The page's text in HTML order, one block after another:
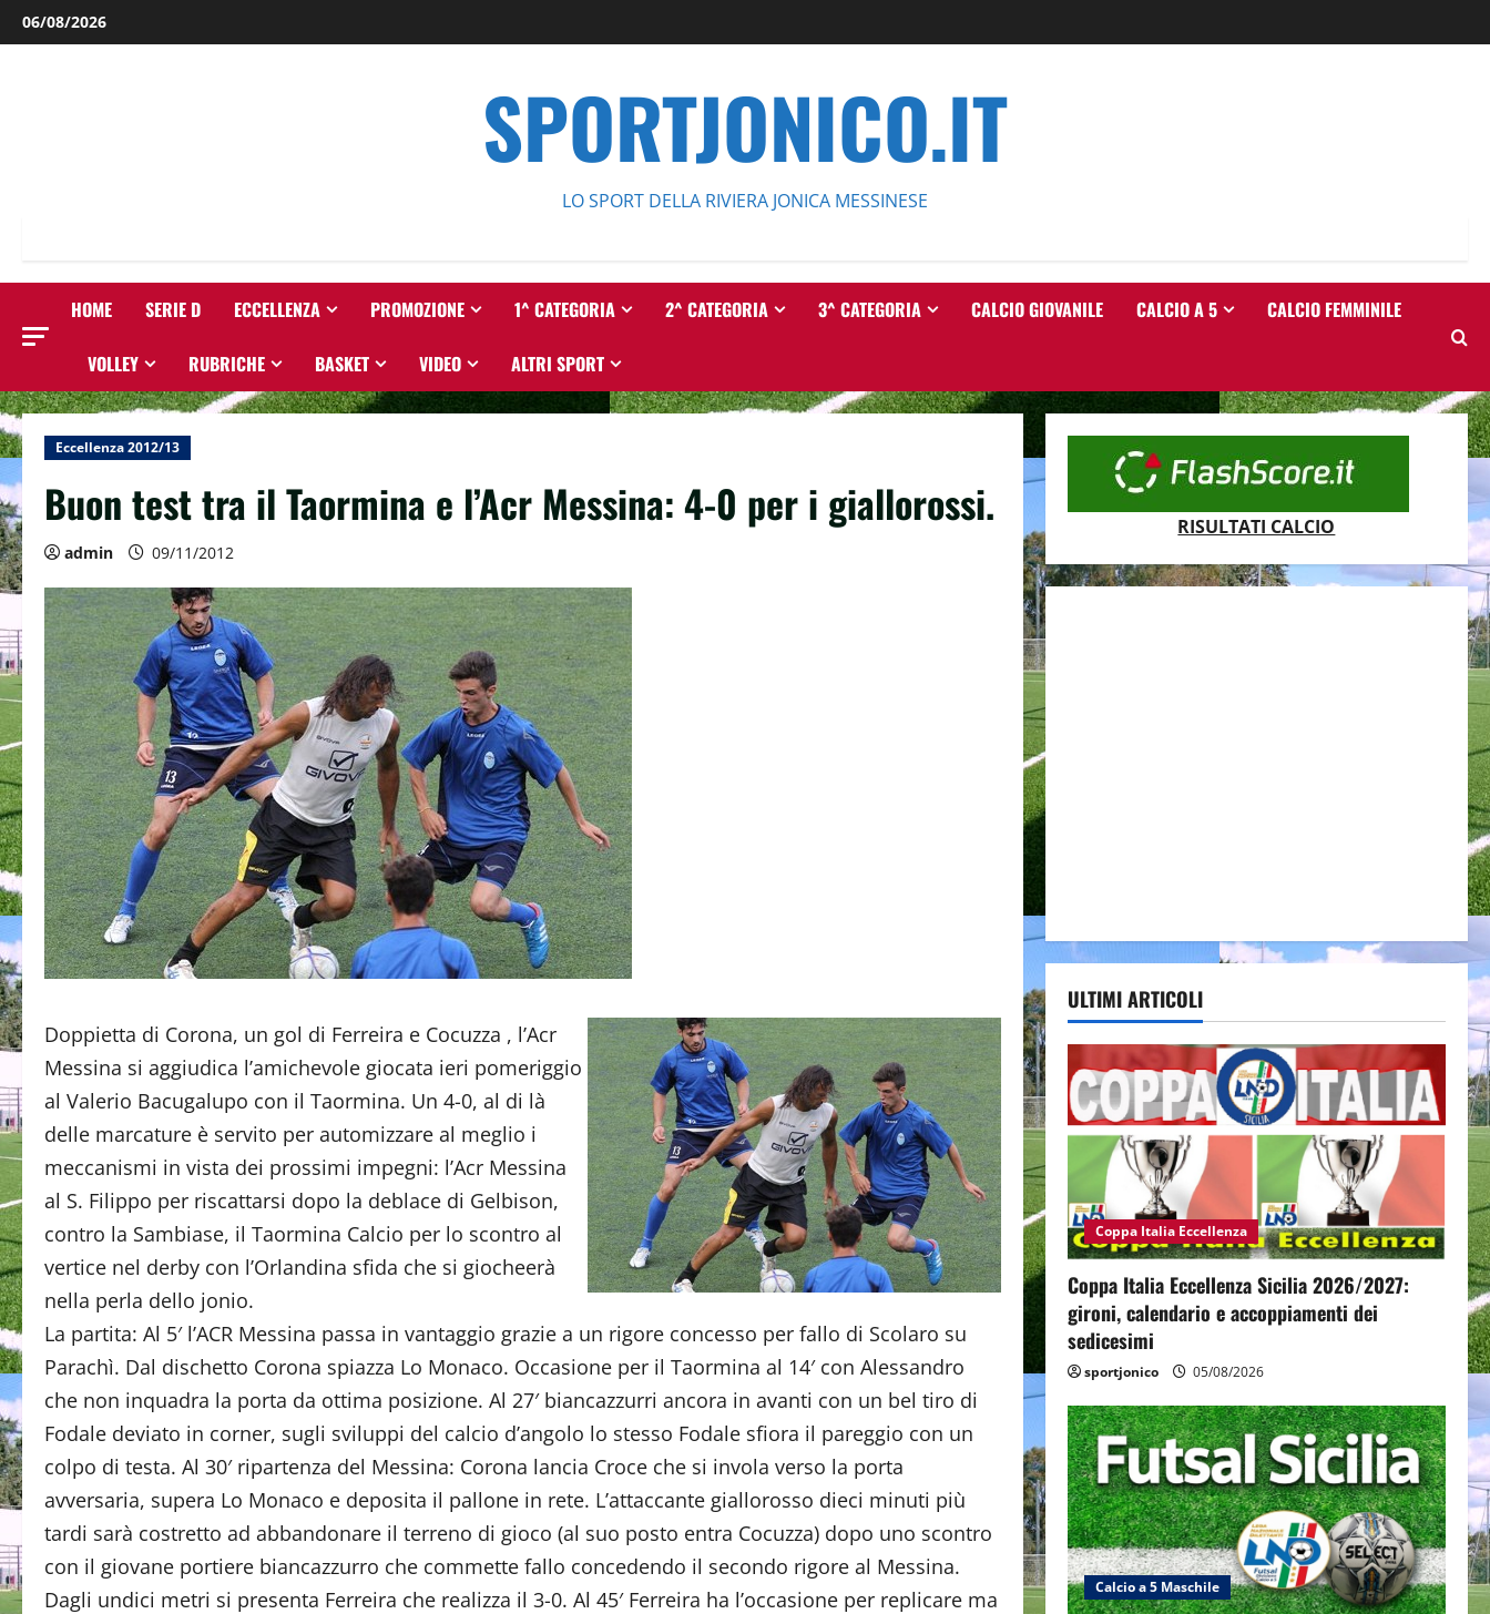
Salta
al
06/08/2026
SPORTJONICO.IT
LO SPORT DELLA RIVIERA JONICA MESSINESE
HOME SERIE D ECCELLENZA PROMOZIONE 1^ CATEGORIA 2^ CATEGORIA 3^ CATEGORIA CALCIO GIOVANILE CALCIO A 5 CALCIO FEMMINILE
VOLLEY RUBRICHE BASKET VIDEO ALTRI SPORT
Eccellenza 2012/13
Buon test tra il Taormina e l’Acr Messina: 4-0 per i giallorossi.
admin 09/11/2012
Doppietta di Corona, un gol di Ferreira e Cocuzza , l’Acr
Messina si aggiudica l’amichevole giocata ieri pomeriggio
al Valerio Bacugalupo con il Taormina. Un 4-0, al di là
delle marcature è servito per automizzare al meglio i
meccanismi in vista dei prossimi impegni: l’Acr Messina
al S. Filippo per riscattarsi dopo la deblace di Gelbison,
contro la Sambiase, il Taormina Calcio per lo scontro al
vertice nel derby con l’Orlandina sfida che si giocheerà
nella perla dello jonio.
La partita: Al 5′ l’ACR Messina passa in vantaggio grazie a un rigore concesso per fallo di Scolaro su
Parachì. Dal dischetto Corona spiazza Lo Monaco. Occasione per il Taormina al 14′ con Alessandro
che non inquadra la porta da ottima posizione. Al 27′ biancazzurri ancora in avanti con un bel tiro di
Fodale deviato in corner, sugli sviluppi del calcio d’angolo lo stesso Fodale sfiora il pareggio con un
colpo di testa. Al 30′ ripartenza del Messina: Corona lancia Croce che si invola verso la porta
avversaria, supera Lo Monaco e deposita il pallone in rete. L’attaccante giallorosso dieci minuti più
tardi sarà costretto ad abbandonare il terreno di gioco (al suo posto entra Cocuzza) dopo uno scontro
con il giovane portiere biancazzurro che commette fallo concedendo il secondo rigore al Messina.
Dagli undici metri si presenta Ferreira che realizza il 3-0. Al 45′ Ferreira ha l’occasione per replicare ma
RISULTATI CALCIO
ULTIMI ARTICOLI
Coppa Italia Eccellenza
Coppa Italia Eccellenza Sicilia 2026/2027:
gironi, calendario e accoppiamenti dei
sedicesimi
sportjonico 05/08/2026
Calcio a 5 Maschile